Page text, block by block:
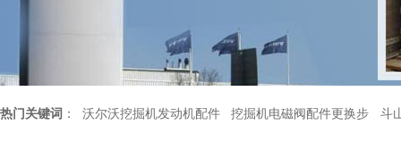
热门关键词 ： 沃尔沃挖掘机发动机配件 挖掘机电磁阀配件更换步 斗